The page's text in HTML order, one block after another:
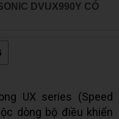
DVUX990Y CÓ
UX series (Speed
dòng bộ điều khiển